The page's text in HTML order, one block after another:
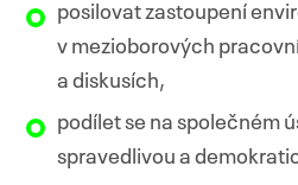
posilovat zastoupení
v mezioborových
a diskusích,
podílet se na společném
spravedlivou a